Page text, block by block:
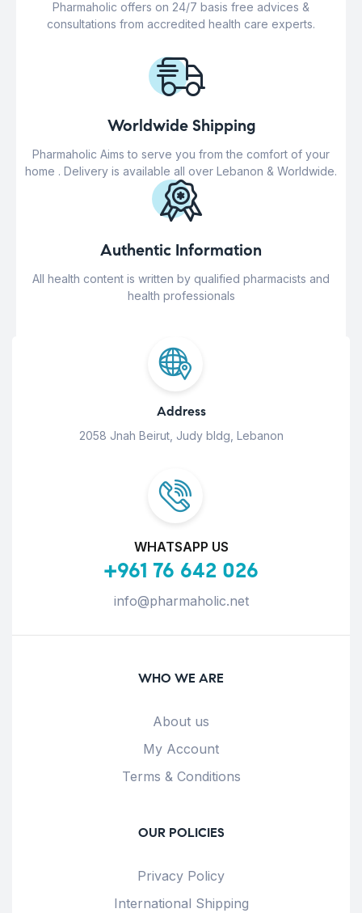
Pharmaholic offers on 24/7 basis free advices &
consultations from accredited health care experts.
Worldwide Shipping
Pharmaholic Aims to serve you from the comfort of your
home . Delivery is available all over Lebanon & Worldwide.
Authentic Information
All health content is written by qualified pharmacists and
health professionals
Address
2058 Jnah Beirut, Judy bldg, Lebanon
WHATSAPP US
+961 76 642 026
info@pharmaholic.net
WHO WE ARE
About us
My Account
Terms & Conditions
OUR POLICIES
Privacy Policy
International Shipping